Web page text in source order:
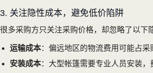
3. 关注隐性成本，避免低价陷阱
很多采购方只关注采购价格，却忽略了以下
运输成本：偏远地区的物流费用可能占采
安装成本：大型帐篷需要专业人员安装，